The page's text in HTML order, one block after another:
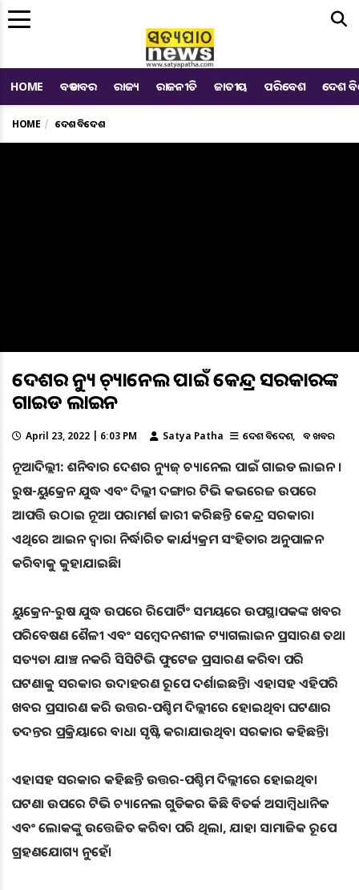
HOME ବଡ ଖବର ରାଜ୍ୟ ରାଜନୀତି ଜାତୀୟ ପରିବେଶ ଦେଶ
HOME ଦେଶ ବିଦେଶ
ଦେଶର ନ୍ୟୁଜ୍ ଚ୍ୟାନେଲ ପାଇଁ କେନ୍ଦ୍ର ସରକାରଙ୍କ
ଗାଇଡ ଲାଇନ
April 23, 2022 | 6:03 PM Satya Patha ଦେଶ ବିଦେଶ ବଡ ଖବର
ନୂଆଦିଲ୍ଲୀ: ଶନିବାର ଦେଶର ନ୍ୟୁଜ୍ ଚ୍ୟାନେଲ ପାଇଁ ଗାଇଡ ଲାଇନ ।
ରୁଷ-ୟୁକ୍ରେନ ଯୁଦ୍ଧ ଏବଂ ଦିଲ୍ଲୀ ଦଙ୍ଗାର ଟିଭି କଭରେଜ ଉପରେ
ଆପତ୍ତି ଉଠାଇ ନୂଆ ପରାମର୍ଶ ଜାରୀ କରିଛନ୍ତି କେନ୍ଦ୍ର ସରକାର।
ଏଥିରେ ଆଇନ ଦ୍ୱାରା ନିର୍ଦ୍ଧାରିତ କାର୍ଯ୍ୟକ୍ରମ ସଂହିତାର ଅନୁପାଳନ
କରିବାକୁ କୁହାଯାଇଛି।
ୟୁକ୍ରେନ-ରୁଷ ଯୁଦ୍ଧ ଉପରେ ରିପୋର୍ଟିଂ ସମୟରେ ଉପସ୍ଥାପକଙ୍କ ଖବର
ପରିବେଷଣ ଶୈଳୀ ଏବଂ ସମ୍ବେଦନଶୀଳ ଟ୍ୟାଗଲାଇନ ପ୍ରସାରଣ ତଥା
ସତ୍ୟତା ଯାଞ୍ଚ ନକରି ସିସିଟିଭି ଫୁଟେଜ ପ୍ରସାରଣ କରିବା ପରି
ଘଟଣାକୁ ସରକାର ଉଦାହରଣ ରୂପେ ଦର୍ଶାଇଛନ୍ତି। ଏହାସହ ଏହିପରି
ଖବର ପ୍ରସାରଣ କରି ଉତ୍ତର-ପଶ୍ଚିମ ଦିଲ୍ଲୀରେ ହୋଇଥିବା ଘଟଣାର
ତଦନ୍ତର ପ୍ରକ୍ରିୟାରେ ବାଧା ସୃଷ୍ଟି କରାଯାଉଥିବା ସରକାର କହିଛନ୍ତି।
ଏହାସହ ସରକାର କହିଛନ୍ତି ଉତ୍ତର-ପଶ୍ଚିମ ଦିଲ୍ଲୀରେ ହୋଇଥିବା
ଘଟଣା ଉପରେ ଟିଭି ଚ୍ୟାନେଲ ଗୁଡିକର କିଛି ବିତର୍କ ଅସାମ୍ୱିଧାନିକ
ଏବଂ ଲୋକଙ୍କୁ ଉତ୍ତେଜିତ କରିବା ପରି ଥିଲା, ଯାହା ସାମାଜିକ ରୂପେ
ଗ୍ରହଣଯୋଗ୍ୟ ନୁହେଁ।